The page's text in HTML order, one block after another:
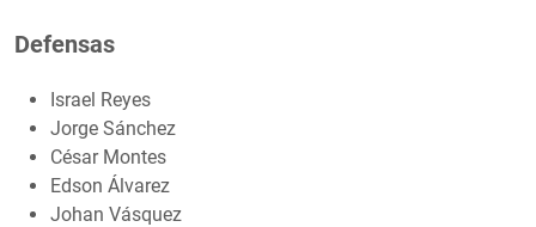
Defensas
Israel Reyes
Jorge Sánchez
César Montes
Edson Álvarez
Johan Vásquez